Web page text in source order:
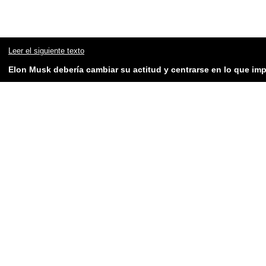
Leer el siguiente texto
Elon Musk debería cambiar su actitud y centrarse en lo que